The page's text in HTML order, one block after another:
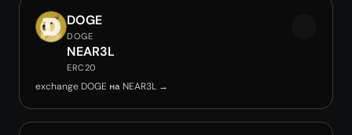
DOGE
DOGE
NEAR3L
ERC20
exchange DOGE на NEAR3L →